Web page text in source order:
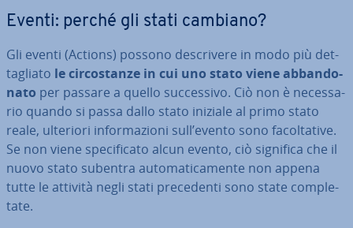
Eventi: perché gli stati cambiano?
Gli eventi (Actions) possono de­scri­ve­re in modo più det­
ta­glia­to le cir­co­stan­ze in cui uno stato viene ab­ban­do­
na­to per passare a quello suc­ces­si­vo. Ciò non è ne­ces­sa­
rio quando si passa dallo stato iniziale al primo stato
reale, ulteriori in­for­ma­zio­ni sull’evento sono fa­col­ta­ti­ve.
Se non viene spe­ci­fi­ca­to alcun evento, ciò significa che il
nuovo stato subentra au­to­ma­ti­ca­men­te non appena
tutte le attività negli stati pre­ce­den­ti sono state com­ple­
ta­te.